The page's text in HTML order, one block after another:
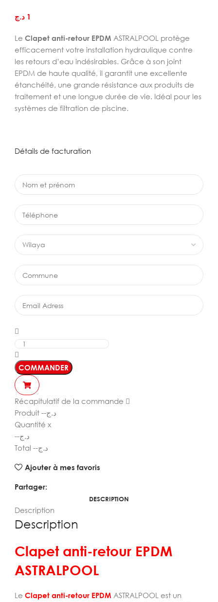
1 د.ج
Le Clapet anti-retour EPDM ASTRALPOOL protège
efficacement votre installation hydraulique contre
les retours d’eau indésirables. Grâce à son joint
EPDM de haute qualité, il garantit une excellente
étanchéité, une grande résistance aux produits de
traitement et une longue durée de vie. Idéal pour les
systèmes de filtration de piscine.
Détails de facturation
COMMANDER
Récapitulatif de la commande
Produit --د.ج
Quantité x
--د.ج
Total --د.ج
Ajouter à mes favoris
Partager:
DESCRIPTION
Description
Description
Clapet anti-retour EPDM
ASTRALPOOL
Le Clapet anti-retour EPDM ASTRALPOOL est un